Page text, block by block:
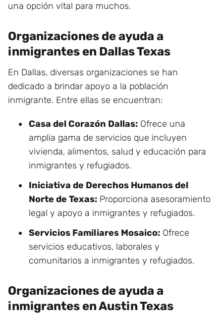
una opción vital para muchos.
Organizaciones de ayuda a
inmigrantes en Dallas Texas
En Dallas, diversas organizaciones se han
dedicado a brindar apoyo a la población
inmigrante. Entre ellas se encuentran:
Casa del Corazón Dallas: Ofrece una
amplia gama de servicios que incluyen
vivienda, alimentos, salud y educación para
inmigrantes y refugiados.
Iniciativa de Derechos Humanos del
Norte de Texas: Proporciona asesoramiento
legal y apoyo a inmigrantes y refugiados.
Servicios Familiares Mosaico: Ofrece
servicios educativos, laborales y
comunitarios a inmigrantes y refugiados.
Organizaciones de ayuda a
inmigrantes en Austin Texas